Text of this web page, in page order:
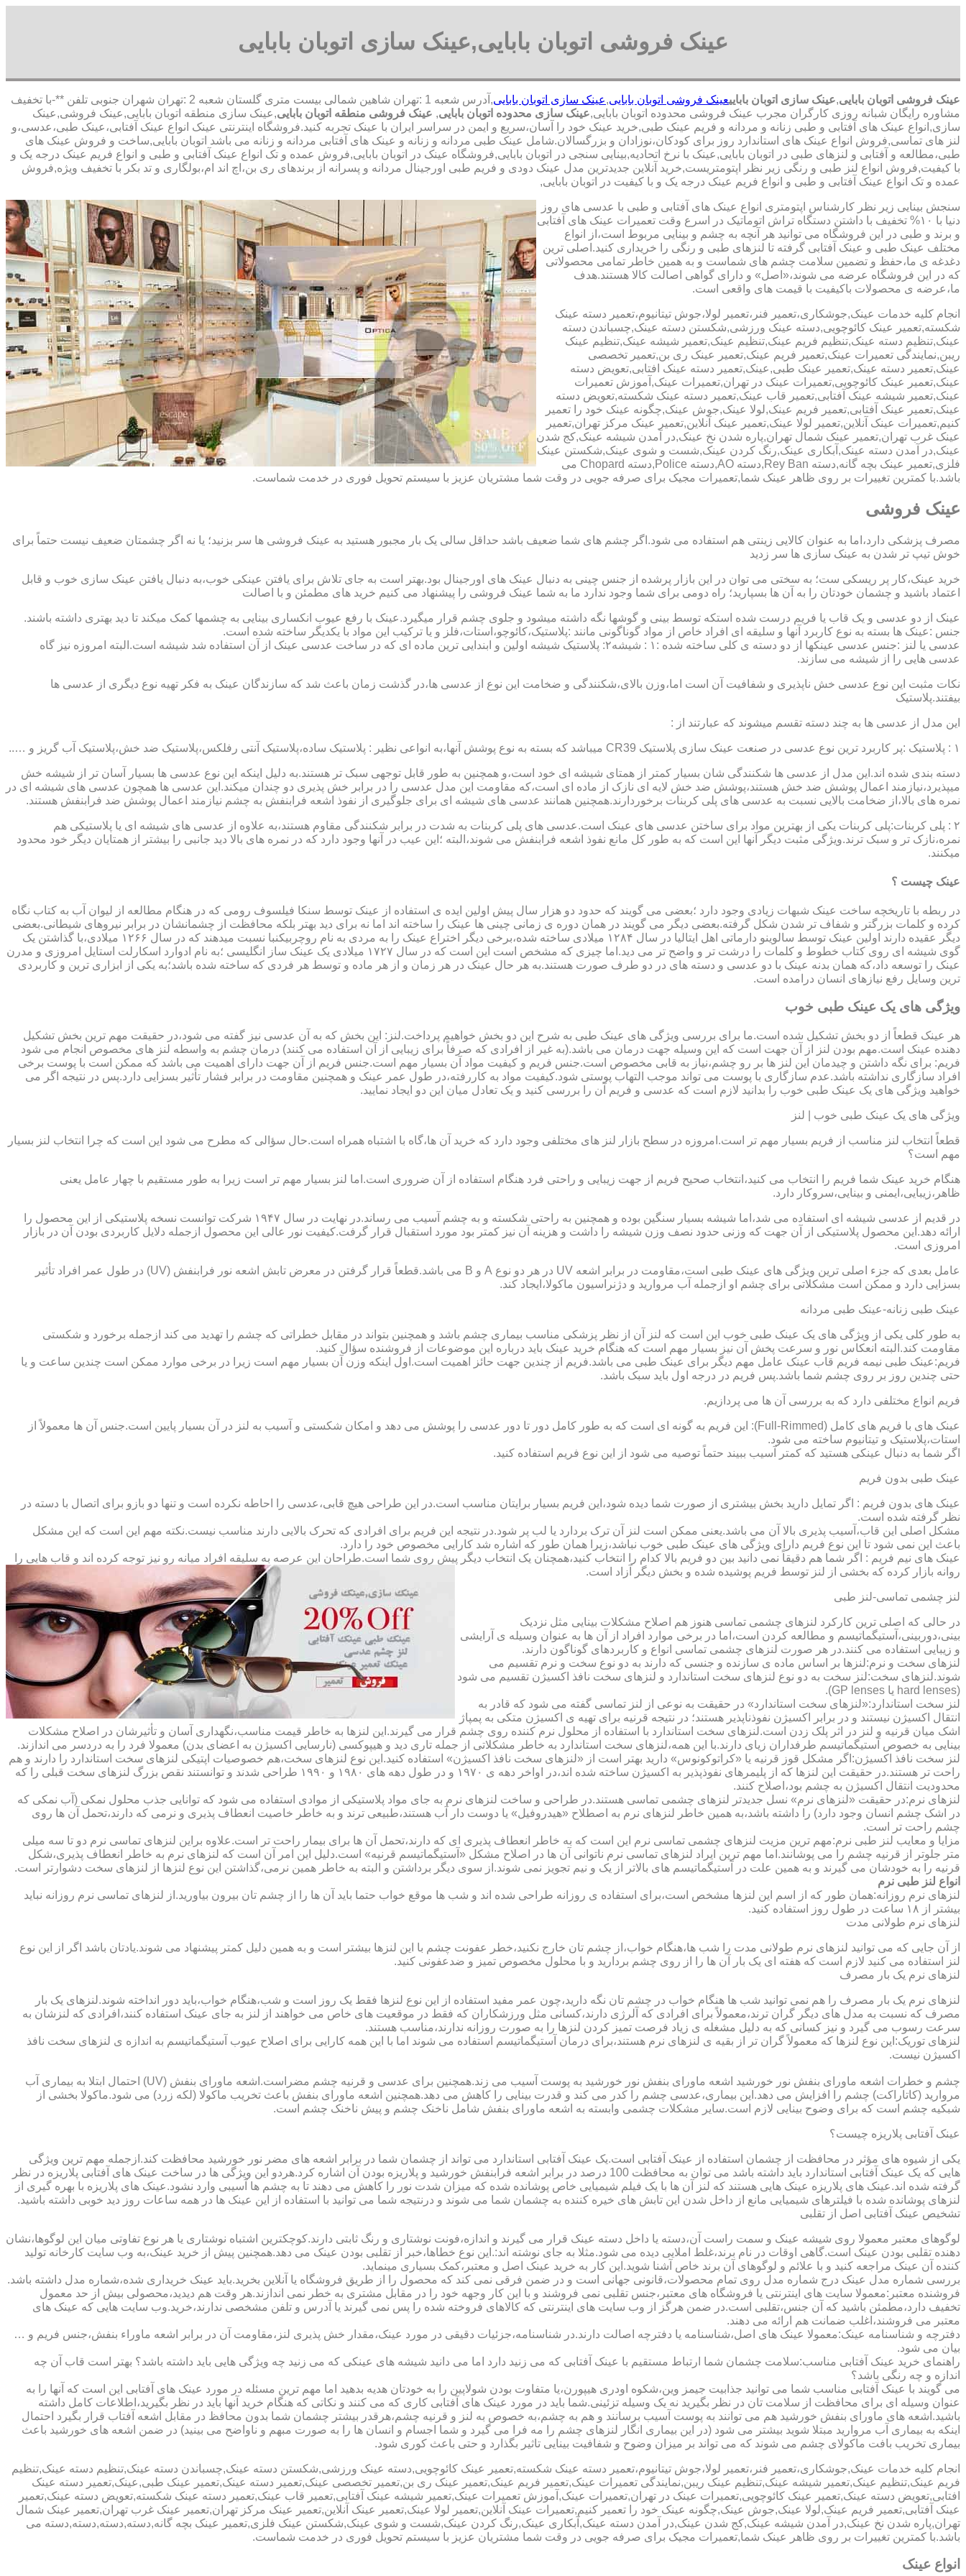
عینک فروشی اتوبان بابایی,عینک سازی اتوبان بابایی
عینک فروشی اتوبان بابایی,عینک سازی اتوبان باباییعینک فروشی اتوبان بابایی,عینک سازی اتوبان بابایی
,آدرس شعبه 1 :تهران شاهین شمالی بیست متری گلستان شعبه 2 :تهران شهران جنوبی تلفن **-با تخفیف
مشاوره رایگان شبانه روزی کارگران مجرب عینک فروشی محدوده اتوبان بابایی,عینک سازی محدوده اتوبان بابایی, عینک فروشی منطقه اتوبان بابایی,عینک سازی منطقه اتوبان بابایی,عینک فروشی,عینک
سازی,انواع عینک های آفتابی و طبی زنانه و مردانه و فریم عینک طبی,خرید عینک خود را آسان،سریع و ایمن در سراسر ایران با عینک تجربه کنید.فروشگاه اینترنتی عینک انواع عینک آفتابی،عینک طبی،عدسی،و
لنز های تماسی,فروش انواع عینک های استاندارد روز برای کودکان،نوزادان و بزرگسالان.شامل عینک طبی مردانه و زنانه و عینک های آفتابی مردانه و زنانه می باشد اتوبان بابایی,ساخت و فروش عینک های
طبی،مطالعه و آفتابی و لنزهای طبی در اتوبان بابایی,عینک با نرخ اتحادیه,بینایی سنجی در اتوبان بابایی,فروشگاه عینک در اتوبان بابایی,فروش عمده و تک انواع عینک آفتابی و طبی و انواع فریم عینک درجه یک و
با کیفیت,فروش انواع لنز طبی و رنگی زیر نظر اپتومتریست,خرید آنلاین جدیدترین مدل عینک دودی و فریم طبی اورجینال مردانه و پسرانه از برندهای ری بن،اچ اند ام،بولگاری و تد بکر با تخفیف ویژه,فروش
عمده و تک انواع عینک آفتابی و طبی و انواع فریم عینک درجه یک و با کیفیت در اتوبان بابایی,
سنجش بینایی زیر نظر کارشناس اپتومتری انواع عینک های آفتابی و طبی با عدسی های روز
دنیا با ۱۰% تخفیف با داشتن دستگاه تراش اتوماتیک در اسرع وقت تعمیرات عینک های آفتابی
و برند و طبی در این فروشگاه می توانید هر آنچه به چشم و بینایی مربوط است،از انواع
مختلف عینک طبی و عینک آفتابی گرفته تا لنزهای طبی و رنگی را خریداری کنید.اصلی ترین
دغدغه ی ما،حفظ و تضمین سلامت چشم های شماست و به همین خاطر تمامی محصولاتی
که در این فروشگاه عرضه می شوند،«اصل» و دارای گواهی اصالت کالا هستند.هدف
ما،عرضه ی محصولات باکیفیت با قیمت های واقعی است.
انجام کلیه خدمات عینک,جوشکاری،تعمیر فنر،تعمیر لولا،جوش تیتانیوم،تعمیر دسته عینک
شکسته,تعمیر عینک کائوچویی,دسته عینک ورزشی,شکستن دسته عینک,چسباندن دسته
عینک,تنظیم دسته عینک,تنظیم فریم عینک,تنظیم عینک,تعمیر شیشه عینک,تنظیم عینک
ریبن,نمایندگی تعمیرات عینک,تعمیر فریم عینک,تعمیر عینک ری بن,تعمیر تخصصی
عینک,تعمیر دسته عینک,تعمیر عینک طبی,عینک,تعمیر دسته عینک افتابی,تعویض دسته
عینک,تعمیر عینک کائوچویی,تعمیرات عینک در تهران,تعمیرات عینک,آموزش تعمیرات
عینک,تعمیر شیشه عینک آفتابی,تعمیر قاب عینک,تعمیر دسته عینک شکسته,تعویض دسته
عینک,تعمیر عینک آفتابی,تعمیر فریم عینک,لولا عینک,جوش عینک,چگونه عینک خود را تعمیر
کنیم,تعمیرات عینک آنلاین,تعمیر لولا عینک,تعمیر عینک آنلاین,تعمیر عینک مرکز تهران,تعمیر
عینک غرب تهران,تعمیر عینک شمال تهران,پاره شدن نخ عینک,در آمدن شیشه عینک,کج شدن
عینک,در آمدن دسته عینک,آبکاری عینک,رنگ کردن عینک,شست و شوی عینک,شکستن عینک
فلزی,تعمیر عینک بچه گانه,دسته Rey Ban,دسته AO,دسته Police,دسته Chopard می
باشد.با کمترین تغییرات بر روی ظاهر عینک شما,تعمیرات مجیک برای صرفه جویی در وقت شما مشتریان عزیز با سیستم تحویل فوری در خدمت شماست.
عینک فروشی
مصرف پزشکی دارد،اما به عنوان کالایی زینتی هم استفاده می شود.اگر چشم های شما ضعیف باشد حداقل سالی یک بار مجبور هستید به عینک فروشی ها سر بزنید؛ یا نه اگر چشمتان ضعیف نیست حتماً برای
خوش تیپ تر شدن به عینک سازی ها سر زدید
خرید عینک،کار پر ریسکی ست؛ به سختی می توان در این بازار پرشده از جنس چینی به دنبال عینک های اورجینال بود.بهتر است به جای تلاش برای یافتن عینکی خوب،به دنبال یافتن عینک سازی خوب و قابل
اعتماد باشید و چشمان خودتان را به آن ها بسپارید؛ راه دومی برای شما وجود ندارد ما به شما عینک فروشی را پیشنهاد می کنیم خرید های مطمئن و با اصالت
عینک از دو عدسی و یک قاب یا فریم درست شده استکه توسط بینی و گوشها نگه داشته میشود و جلوی چشم قرار میگیرد.عینک با رفع عیوب انکساری بینایی به چشمها کمک میکند تا دید بهتری داشته باشند.
جنس :عینک ها بسته به نوع کاربرد آنها و سلیقه ای افراد خاص از مواد گوناگونی مانند :پلاستیک،کائوچو،استات،فلز و یا ترکیب این مواد با یکدیگر ساخته شده است.
عدسی یا لنز :جنس عدسی عینکها از دو دسته ی کلی ساخته شده :۱ : شیشه۲: پلاستیک شیشه اولین و ابندایی ترین ماده ای که در ساخت عدسی عینک از آن استفاده شد شیشه است.البته امروزه نیز گاه
عدسی هایی را از شیشه می سازند.
نکات مثبت این نوع عدسی خش ناپذیری و شفافیت آن است اما،وزن بالای،شکنندگی و ضخامت این نوع از عدسی ها،در گذشت زمان باعث شد که سازندگان عینک به فکر تهیه نوع دیگری از عدسی ها
بیفتند.پلاستیک
این مدل از عدسی ها به چند دسته تقسم میشوند که عبارتند از :
۱ : پلاستیک :پر کاربرد ترین نوع عدسی در صنعت عینک سازی پلاستیک CR39 میباشد که بسته به نوع پوشش آنها،به انواعی نظیر : پلاستیک ساده،پلاستیک آنتی رفلکس،پلاستیک ضد خش،پلاستیک آب گریز و …..
دسته بندی شده اند.این مدل از عدسی ها شکنندگی شان بسیار کمتر از همتای شیشه ای خود است،و همچنین به طور قابل توجهی سبک تر هستند.به دلیل اینکه این نوع عدسی ها بسیار آسان تر از شیشه خش
میپذیرد،نیازمند اعمال پوشش ضد خش هستند،پوشش ضد خش لایه ای نازک از ماده ای است،که مقاومت این مدل عدسی را در برابر خش پذیری دو چندان میکند.این عدسی ها همچون عدسی های شیشه ای در
نمره های بالا،از ضخامت بالایی نسبت به عدسی های پلی کربنات برخوردارند.همچنین همانند عدسی های شیشه ای برای جلوگیری از نفوذ اشعه فرابنفش به چشم نیازمند اعمال پوشش ضد فرابنفش هستند.
۲ : پلی کربنات:پلی کربنات یکی از بهترین مواد برای ساختن عدسی های عینک است.عدسی های پلی کربنات به شدت در برابر شکنندگی مقاوم هستند،به علاوه از عدسی های شیشه ای یا پلاستیکی هم
نمره،نازک تر و سبک ترند.ویژگی مثبت دیگر آنها این است که به طور کل مانع نفوذ اشعه فرابنفش می شوند،البته ؛این عیب در آنها وجود دارد که در نمره های بالا دید جانبی را بیشتر از همتایان دیگر خود محدود
میکنند.
عینک چیست ؟
در ربطه با تاریخچه ساخت عینک شبهات زیادی وجود دارد ؛بعضی می گویند که حدود دو هزار سال پیش اولین ایده ی استفاده از عینک توسط سنکا فیلسوف رومی که در هنگام مطالعه از لیوان آب به کتاب نگاه
کرده و کلمات بزرگتر و شفاف تر شدن شکل گرفته.بعضی دیگر می گویند در همان دوره ی زمانی چینی ها عینک را ساخته اند اما نه برای دید بهتر بلکه محافظت از چشمانشان در برابر نیروهای شیطانی.بعضی
دیگر عقیده دارند اولین عینک توسط سالوینو دارماتی اهل ایتالیا در سال ۱۲۸۴ میلادی ساخته شده،برخی دیگر اختراع عینک را به مردی به نام روچربیکنبا نسبت میدهند که در سال ۱۲۶۶ میلادی،با گذاشتن یک
گوی شیشه ای روی کتاب خطوط و کلمات را درشت تر و واضح تر می دید.اما چیزی که مشخص است این است که در سال ۱۷۲۷ میلادی یک عینک ساز انگلیسی ؛به نام ادوارد اسکارلت استایل امروزی و مدرن
عینک را توسعه داد،که همان بدنه عینک با دو عدسی و دسته های در دو طرف صورت هستند.به هر حال عینک در هر زمان و از هر ماده و توسط هر فردی که ساخته شده باشد؛به یکی از ابزاری ترین و کاربردی
ترین وسایل رفع نیازهای انسان درامده است.
ویژگی های یک عینک طبی خوب
هر عینک قطعاً از دو بخش تشکیل شده است.ما برای بررسی ویژگی های عینک طبی به شرح این دو بخش خواهیم پرداخت.لنز: این بخش که به آن عدسی نیز گفته می شود،در حقیقت مهم ترین بخش تشکیل
دهنده عینک است.مهم بودن لنز از آن جهت است که این وسیله جهت درمان می باشد.(به غیر از افرادی که صرفاً برای زیبایی از آن استفاده می کنند) درمان چشم به واسطه لنز های مخصوص انجام می شود
فریم: برای نگه داشتن و چیدمان این لنز ها بر رو چشم،نیاز به قابی مخصوص است.جنس فریم و کیفیت مواد آن بسیار مهم است.جنس فریم از آن جهت دارای اهمیت می باشد که ممکن است با پوست برخی
افراد سازگاری نداشته باشد.عدم سازگاری با پوست می تواند موجب التهاب پوستی شود.کیفیت مواد به کاررفته،در طول عمر عینک و همچنین مقاومت در برابر فشار تأثیر بسزایی دارد.پس در نتیجه اگر می
خواهید ویژگی های یک عینک طبی خوب را بدانید لازم است که عدسی و فریم آن را بررسی کنید و یک تعادل میان این دو ایجاد نمایید.
ویژگی های یک عینک طبی خوب | لنز
قطعاً انتخاب لنز مناسب از فریم بسیار مهم تر است.امروزه در سطح بازار لنز های مختلفی وجود دارد که خرید آن ها،گاه با اشتباه همراه است.حال سؤالی که مطرح می شود این است که چرا انتخاب لنز بسیار
مهم است؟
هنگام خرید عینک شما فریم را انتخاب می کنید،انتخاب صحیح فریم از جهت زیبایی و راحتی فرد هنگام استفاده از آن ضروری است.اما لنز بسیار مهم تر است زیرا به طور مستقیم با چهار عامل یعنی
ظاهر،زیبایی،ایمنی و بینایی،سروکار دارد.
در قدیم از عدسی شیشه ای استفاده می شد،اما شیشه بسیار سنگین بوده و همچنین به راحتی شکسته و به چشم آسیب می رساند.در نهایت در سال ۱۹۴۷ شرکت توانست نسخه پلاستیکی از این محصول را
ارائه دهد.این محصول پلاستیکی از آن جهت که وزنی حدود نصف وزن شیشه را داشت و هزینه آن نیز کمتر بود مورد استقبال قرار گرفت.کیفیت نور عالی این محصول ازجمله دلایل کاربردی بودن آن در بازار
امروزی است.
عامل بعدی که جزء اصلی ترین ویژگی های عینک طبی است،مقاومت در برابر اشعه UV در هر دو نوع A و B می باشد.قطعاً قرار گرفتن در معرض تابش اشعه نور فرابنفش (UV) در طول عمر افراد تأثیر
بسزایی دارد و ممکن است مشکلاتی برای چشم او ازجمله آب مروارید و دژنراسیون ماکولا،ایجاد کند.
عینک طبی زنانه-عینک طبی مردانه
به طور کلی یکی از ویژگی های یک عینک طبی خوب این است که لنز آن از نظر پزشکی مناسب بیماری چشم باشد و همچنین بتواند در مقابل خطراتی که چشم را تهدید می کند ازجمله برخورد و شکستی
مقاومت کند.البته انعکاس نور و سرعت پخش آن نیز بسیار مهم است که هنگام خرید عینک باید درباره این موضوعات از فروشنده سؤال کنید.
فریم:عینک طبی نیمه فریم قاب عینک عامل مهم دیگر برای عینک طبی می باشد.فریم از چندین جهت حائز اهمیت است.اول اینکه وزن آن بسیار مهم است زیرا در برخی موارد ممکن است چندین ساعت و یا
حتی چندین روز بر روی چشم شما باشد.پس فریم در درجه اول باید سبک باشد.
فریم انواع مختلفی دارد که به بررسی آن ها می پردازیم.
عینک های با فریم های کامل (Full-Rimmed): این فریم به گونه ای است که به طور کامل دور تا دور عدسی را پوشش می دهد و امکان شکستی و آسیب به لنز در آن بسیار پایین است.جنس آن ها معمولاً از
استات،پلاستیک و تیتانیوم ساخته می شود.
اگر شما به دنبال عینکی هستید که کمتر آسیب ببیند حتماً توصیه می شود از این نوع فریم استفاده کنید.
عینک طبی بدون فریم
عینک های بدون فریم : اگر تمایل دارید بخش بیشتری از صورت شما دیده شود،این فریم بسیار برایتان مناسب است.در این طراحی هیچ قابی،عدسی را احاطه نکرده است و تنها دو بازو برای اتصال با دسته در
نظر گرفته شده است.
مشکل اصلی این قاب،آسیب پذیری بالا آن می باشد.یعنی ممکن است لنز آن ترک بردارد یا لب پر شود.در نتیجه این فریم برای افرادی که تحرک بالایی دارند مناسب نیست.نکته مهم این است که این مشکل
باعث این نمی شود تا این نوع فریم دارای ویژگی های عینک طبی خوب نباشد،زیرا همان طور که اشاره شد کارایی مخصوص خود را دارد.
عینک های نیم فریم : اگر شما هم دقیقاً نمی دانید بین دو فریم بالا کدام را انتخاب کنید،همچنان یک انتخاب دیگر پیش روی شما است.طراحان این عرصه به سلیقه افراد میانه رو نیز توجه کرده اند و قاب هایی را
روانه بازار کرده که بخشی از لنز توسط فریم پوشیده شده و بخش دیگر آزاد است.
لنز چشمی تماسی-لنز طبی
در حالی که اصلی ترین کارکرد لنزهای چشمی تماسی هنوز هم اصلاح مشکلات بینایی مثل نزدیک
بینی،دوربینی،آستیگماتیسم و مطالعه کردن است،اما در برخی موارد افراد از آن ها به عنوان وسیله ی آرایشی
و زیبایی استفاده می کنند.در هر صورت لنزهای چشمی تماسی انواع و کاربردهای گوناگون دارند.
لنزهای سخت و نرم:لنزها بر اساس ماده ی سازنده و جنسی که دارند به دو نوع سخت و نرم تقسیم می
شوند.لنزهای سخت:لنز سخت به دو نوع لنزهای سخت استاندارد و لنزهای سخت نافذ اکسیژن تقسیم می شود
(hard lenses یا GP lenses).
لنز سخت استاندارد:«لنزهای سخت استاندارد» در حقیقت به نوعی از لنز تماسی گفته می شود که قادر به
انتقال اکسیژن نیستند و در برابر اکسیژن نفوذناپذیر هستند؛ در نتیجه قرنیه برای تهیه ی اکسیژن متکی به پمپاژ
اشک میان قرنیه و لنز در اثر پلک زدن است.لنزهای سخت استاندارد با استفاده از محلول نرم کننده روی چشم قرار می گیرند.این لنزها به خاطر قیمت مناسب،نگهداری آسان و تأثیرشان در اصلاح مشکلات
بینایی به خصوص آستیگماتیسم طرفداران زیای دارند.با این همه،لنزهای سخت استاندارد به خاطر مشکلاتی از جمله تاری دید و هیپوکسی (نارسایی اکسیژن به اعضای بدن) معمولا فرد را به دردسر می اندازند.
لنز سخت نافذ اکسیژن:اگر مشکل قوز قرنیه یا «کراتوکونوس» دارید بهتر است از «لنزهای سخت نافذ اکسیژن» استفاده کنید.این نوع لنزهای سخت،هم خصوصیات اپتیکی لنزهای سخت استاندارد را دارند و هم
راحت تر هستند.در حقیقت این لنزها که از پلیمرهای نفوذپذیر به اکسیژن ساخته شده اند،در اواخر دهه ی ۱۹۷۰ و در طول دهه های ۱۹۸۰ و ۱۹۹۰ طراحی شدند و توانستند نقص بزرگ لنزهای سخت قبلی را که
محدودیت انتقال اکسیژن به چشم بود،اصلاح کنند.
لنزهای نرم:در حقیقت «لنزهای نرم» نسل جدیدتر لنزهای چشمی تماسی هستند.در طراحی و ساخت لنزهای نرم به جای مواد پلاستیکی از موادی استفاده می شود که توانایی جذب محلول نمکی (آب نمکی که
در اشک چشم انسان وجود دارد) را داشته باشد،به همین خاطر لنزهای نرم به اصطلاح «هیدروفیل» یا دوست دار آب هستند،طبیعی ترند و به خاطر خاصیت انعطاف پذیری و نرمی که دارند،تحمل آن ها روی
چشم راحت تر است.
مزایا و معایب لنز طبی نرم:مهم ترین مزیت لنزهای چشمی تماسی نرم این است که به خاطر انعطاف پذیری ای که دارند،تحمل آن ها برای بیمار راحت تر است.علاوه براین لنزهای تماسی نرم دو تا سه میلی
متر جلوتر از قرنیه چشم را می پوشانند.اما مهم ترین ایراد لنزهای تماسی نرم ناتوانی آن ها در اصلاح مشکل «آستیگماتیسم قرنیه» است.دلیل این امر آن است که لنزهای نرم به خاطر انعطاف پذیری،شکل
قرنیه را به خودشان می گیرند و به همین علت در آستیگماتیسم های بالاتر از یک و نیم تجویز نمی شوند.از سوی دیگر برداشتن و البته به خاطر همین نرمی،گذاشتن این نوع لنزها از لنزهای سخت دشوارتر است.
انواع لنز طبی نرم
لنزهای نرم روزانه:همان طور که از اسم این لنزها مشخص است،برای استفاده ی روزانه طراحی شده اند و شب ها موقع خواب حتما باید آن ها را از چشم تان بیرون بیاورید.از لنزهای تماسی نرم روزانه نباید
بیشتر از ۱۸ ساعت در طول روز استفاده کنید.
لنزهای نرم طولانی مدت
از آن جایی که می توانید لنزهای نرم طولانی مدت را شب ها،هنگام خواب،از چشم تان خارج نکنید،خطر عفونت چشم با این لنزها بیشتر است و به همین دلیل کمتر پیشنهاد می شوند.یادتان باشد اگر از این نوع
لنز استفاده می کنید لازم است که هفته ای یک بار آن ها را از روی چشم بردارید و با محلول مخصوص تمیز و ضدعفونی کنید.
لنزهای نرم یک بار مصرف
لنزهای نرم یک بار مصرف را هم نمی توانید شب ها هنگام خواب در چشم تان نگه دارید،چون عمر مفید استفاده از این نوع لنزها فقط یک روز است و شب،هنگام خواب،باید دور انداخته شوند.لنزهای یک بار
مصرف که نسبت به مدل های دیگر گران ترند،معمولاً برای افرادی که آلرژی دارند،کسانی مثل ورزشکاران که فقط در موقعیت های خاص می خواهند از لنز به جای عینک استفاده کنند،افرادی که لنزشان به
سرعت رسوب می گیرد و نیز کسانی که به دلیل مشغله ی زیاد فرصت تمیز کردن لنزها را به صورت روزانه ندارند،مناسب هستند.
لنزهای توریک:این نوع لنزها که معمولاً گران تر از بقیه ی لنزهای نرم هستند،برای درمان آستیگماتیسم استفاده می شوند اما با این همه کارایی برای اصلاح عیوب آستیگماتیسم به اندازه ی لنزهای سخت نافذ
اکسیژن نیست.
چشم و خطرات اشعه ماورای بنفش نور خورشید اشعه ماورای بنفش نور خورشید به پوست آسیب می زند.همچنین برای عدسی و قرنیه چشم مضراست.اشعه ماورای بنفش (UV) احتمال ابتلا به بیماری آب
مروارید (کاتاراکت) چشم را افزایش می دهد.این بیماری،عدسی چشم را کدر می کند و قدرت بینایی را کاهش می دهد.همچنین اشعه ماورای بنفش باعث تخریب ماکولا (لکه زرد) می شود.ماکولا بخشی از
شبکیه چشم است که برای وضوح بینایی لازم است.سایر مشکلات چشمی وابسته به اشعه ماورای بنفش شامل ناخنک چشم و پیش ناخنک چشم است.
عینک آفتابی پلاریزه چیست؟
یکی از شیوه های مؤثر در محافظت از چشمان استفاده از عینک آفتابی است.یک عینک آفتابی استاندارد می تواند از چشمان شما در برابر اشعه های مضر نور خورشید محافظت کند.ازجمله مهم ترین ویژگی
هایی که یک عینک آفتابی استاندارد باید داشته باشد می توان به محافظت 100 درصد در برابر اشعه فرابنفش خورشید و پلاریزه بودن آن اشاره کرد.هردو این ویژگی ها در ساخت عینک های آفتابی پلاریزه در نظر
گرفته شده اند.عینک های پلاریزه عینک هایی هستند که لنز آن ها با یک فیلم شیمیایی خاص پوشانده شده که میزان شدت نور را کاهش می دهند تا به چشم ها آسیبی وارد نشود.عینک های پلاریزه با بهره گیری از
لنزهای پوشانده شده با فیلترهای شیمیایی مانع از داخل شدن این تابش های خیره کننده به چشمان شما می شوند و درنتیجه شما می توانید با استفاده از این عینک ها در همه ساعات روز دید خوبی داشته باشید.
تشخیص عینک آفتابی اصل از تقلبی
لوگوهای معتبر معمولا روی شیشه عینک و سمت راست آن،دسته یا داخل دسته عینک قرار می گیرند و اندازه،فونت نوشتاری و رنگ ثابتی دارند.کوچکترین اشتباه نوشتاری یا هر نوع تفاوتی میان این لوگوها،نشان
دهنده تقلبی بودن عینک است.گاهی اوقات در نام برند،غلط املایی دیده می شود.مثلا به جای نوشته اند:.این نوع خطاها،خبر از تقلبی بودن عینک می دهد.همچنین پیش از خرید عینک،به وب سایت کارخانه تولید
کننده آن عینک مراجعه کنید و با علائم و لوگوهای آن برند خاص آشنا شوید.این کار به خرید عینک اصل و معتبر،کمک بسیاری مینماید.
بررسی شماره مدل عینک درج شماره مدل روی تمام محصولات،قانونی جهانی است و در ضمن فرقی نمی کند که محصول را از طریق فروشگاه یا آنلاین بخرید.باید عینک خریداری شده،شماره مدل داشته باشد.
فروشنده معتبر:معمولا سایت های اینترنتی یا فروشگاه های معتبر،جنس تقلبی نمی فروشند و با این کار وجهه خود را در مقابل مشتری به خطر نمی اندازند.هر وقت هم دیدید،محصولی بیش از حد معمول
تخفیف دارد،مطمئن باشید که آن جنس،تقلبی است.در ضمن هرگز از وب سایت های اینترنتی که کالاهای فروخته شده را پس نمی گیرند یا آدرس و تلفن مشخصی ندارند،خرید.وب سایت هایی که عینک های
معتبر می فروشند،اغلب ضمانت هم ارائه می دهند.
دفترچه و شناسنامه عینک:معمولا عینک های اصل،شناسنامه یا دفترچه اصالت دارند.در شناسنامه،جزئیات دقیقی در مورد عینک،مقدار خش پذیری لنز،مقاومت آن در برابر اشعه ماوراء بنفش،جنس فریم و …
بیان می شود.
راهنمای خرید عینک آفتابی مناسب:سلامت چشمان شما ارتباط مستقیم با عینک آفتابی که می زنید دارد اما می دانید شیشه های عینکی که می زنید چه ویژگی هایی باید داشته باشد؟ بهتر است قاب آن چه
اندازه و چه رنگی باشد؟
می گویند با عینک آفتابی مناسب شما می توانید جذابیت جیمز وین،شکوه اودری هیپورن،یا متفاوت بودن شولاپین را به خودتان هدیه بدهید اما مهم ترین مسئله در مورد عینک های آفتابی این است که آنها را به
عنوان وسیله ای برای محافظت از سلامت تان در نظر بگیرید نه یک وسیله تزئینی.شما باید در مورد عینک های آفتابی کاری که می کنند و نکاتی که هنگام خرید آنها باید در نظر بگیرید،اطلاعات کامل داشته
باشید.اشعه های ماورای بنفش خورشید هم می توانند به پوست آسیب برسانند و هم به چشم،به خصوص به لنز و قرنیه چشم،هرقدر بیشتر چشمان شما بدون محافظ در مقابل اشعه آفتاب قرار بگیرد احتمال
اینکه به بیماری آب مروارید مبتلا شوید بیشتر می شود (در این بیماری انگار لنزهای چشم را مه فرا می گیرد و شما اجسام و انسان ها را به صورت مبهم و ناواضح می بینید) در ضمن اشعه های خورشید باعث
بیماری تخریب بافت ماکولای چشم می شوند که می تواند بر میزان وضوح و شفافیت بینایی تاثیر بگذارد و حتی باعث کوری شود.
انجام کلیه خدمات عینک,جوشکاری،تعمیر فنر،تعمیر لولا،جوش تیتانیوم،تعمیر دسته عینک شکسته,تعمیر عینک کائوچویی,دسته عینک ورزشی,شکستن دسته عینک,چسباندن دسته عینک,تنظیم دسته عینک,تنظیم
فریم عینک,تنظیم عینک,تعمیر شیشه عینک,تنظیم عینک ریبن,نمایندگی تعمیرات عینک,تعمیر فریم عینک,تعمیر عینک ری بن,تعمیر تخصصی عینک,تعمیر دسته عینک,تعمیر عینک طبی,عینک,تعمیر دسته عینک
افتابی,تعویض دسته عینک,تعمیر عینک کائوچویی,تعمیرات عینک در تهران,تعمیرات عینک,آموزش تعمیرات عینک,تعمیر شیشه عینک آفتابی,تعمیر قاب عینک,تعمیر دسته عینک شکسته,تعویض دسته عینک,تعمیر
عینک آفتابی,تعمیر فریم عینک,لولا عینک,جوش عینک,چگونه عینک خود را تعمیر کنیم,تعمیرات عینک آنلاین,تعمیر لولا عینک,تعمیر عینک آنلاین,تعمیر عینک مرکز تهران,تعمیر عینک غرب تهران,تعمیر عینک شمال
تهران,پاره شدن نخ عینک,در آمدن شیشه عینک,کج شدن عینک,در آمدن دسته عینک,آبکاری عینک,رنگ کردن عینک,شست و شوی عینک,شکستن عینک فلزی,تعمیر عینک بچه گانه,دسته,دسته,دسته,دسته می
باشد.با کمترین تغییرات بر روی ظاهر عینک شما,تعمیرات مجیک برای صرفه جویی در وقت شما مشتریان عزیز با سیستم تحویل فوری در خدمت شماست.
انواع عینک